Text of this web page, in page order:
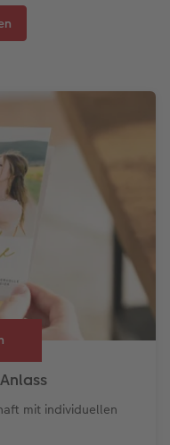
mit individuellen